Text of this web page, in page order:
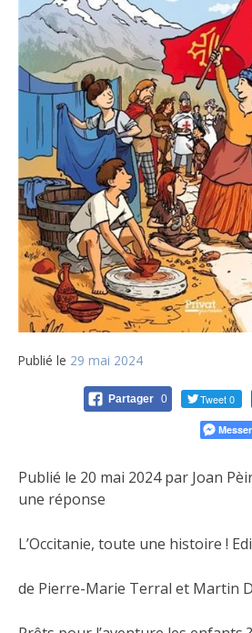
Publié le 29 mai 2024
Partager 0 Tweet 0
Publié le 20 mai 2024 par Joan
une réponse
L’Occitanie, toute une histoire !
de Pierre-Marie Terral et Martin